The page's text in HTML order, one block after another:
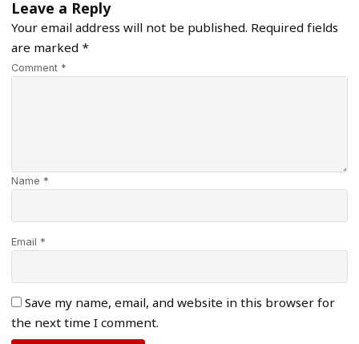
Leave a Reply
Your email address will not be published. Required fields
are marked *
Comment *
Name *
Email *
Save my name, email, and website in this browser for
the next time I comment.